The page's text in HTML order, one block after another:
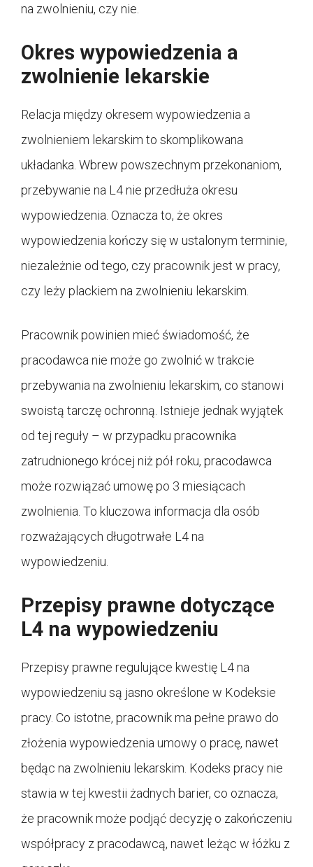
na zwolnieniu, czy nie.
Okres wypowiedzenia a
zwolnienie lekarskie
Relacja między okresem wypowiedzenia a
zwolnieniem lekarskim to skomplikowana
układanka. Wbrew powszechnym przekonaniom,
przebywanie na L4 nie przedłuża okresu
wypowiedzenia. Oznacza to, że okres
wypowiedzenia kończy się w ustalonym terminie,
niezależnie od tego, czy pracownik jest w pracy,
czy leży plackiem na zwolnieniu lekarskim.
Pracownik powinien mieć świadomość, że
pracodawca nie może go zwolnić w trakcie
przebywania na zwolnieniu lekarskim, co stanowi
swoistą tarczę ochronną. Istnieje jednak wyjątek
od tej reguły – w przypadku pracownika
zatrudnionego krócej niż pół roku, pracodawca
może rozwiązać umowę po 3 miesiącach
zwolnienia. To kluczowa informacja dla osób
rozważających długotrwałe L4 na
wypowiedzeniu.
Przepisy prawne dotyczące
L4 na wypowiedzeniu
Przepisy prawne regulujące kwestię L4 na
wypowiedzeniu są jasno określone w Kodeksie
pracy. Co istotne, pracownik ma pełne prawo do
złożenia wypowiedzenia umowy o pracę, nawet
będąc na zwolnieniu lekarskim. Kodeks pracy nie
stawia w tej kwestii żadnych barier, co oznacza,
że pracownik może podjąć decyzję o zakończeniu
współpracy z pracodawcą, nawet leżąc w łóżku z